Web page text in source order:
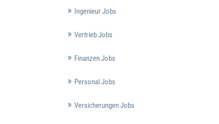
Ingenieur Jobs
Vertrieb Jobs
Finanzen Jobs
Personal Jobs
Versicherungen Jobs